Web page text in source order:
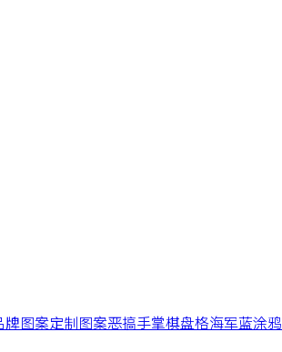
牌图案定制图案恶搞手掌棋盘格海军蓝涂鸦